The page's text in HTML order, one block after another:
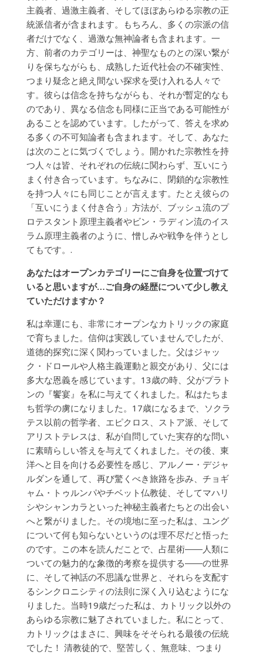
主義者、過激主義者、そしてほぼあらゆる宗教の正
統派信者が含まれます。もちろん、多くの宗派の信
者だけでなく、過激な無神論者も含まれます。一
方、前者のカテゴリーは、神聖なものとの深い繋が
りを保ちながらも、成熟した近代社会の不確実性、
つまり疑念と絶え間ない探求を受け入れる人々で
す。彼らは信念を持ちながらも、それが暫定的なも
のであり、異なる信念も同様に正当である可能性が
あることを認めています。したがって、答えを求め
る多くの不可知論者も含まれます。そして、あなた
は次のことに気づくでしょう。開かれた宗教性を持
つ人々は皆、それぞれの伝統に関わらず、互いにう
まく付き合っています。ちなみに、閉鎖的な宗教性
を持つ人々にも同じことが言えます。たとえ彼らの
「互いにうまく付き合う」方法が、ブッシュ流のプ
ロテスタント原理主義者やビン・ラディン流のイス
ラム原理主義者のように、憎しみや戦争を伴うとし
てもです。.
あなたはオープンカテゴリーにご自身を位置づけて
いると思いますが…ご自身の経歴について少し教え
ていただけますか？
私は幸運にも、非常にオープンなカトリックの家庭
で育ちました。信仰は実践していませんでしたが、
道徳的探究に深く関わっていました。父はジャッ
ク・ドロールや人格主義運動と親交があり、父には
多大な恩義を感じています。13歳の時、父がプラト
ンの『饗宴』を私に与えてくれました。私はたちま
ち哲学の虜になりました。17歳になるまで、ソクラ
テス以前の哲学者、エピクロス、ストア派、そして
アリストテレスは、私が自問していた実存的な問い
に素晴らしい答えを与えてくれました。その後、東
洋へと目を向ける必要性を感じ、アルノー・デジャ
ルダンを通して、再び驚くべき旅路を歩み、チョギ
ャム・トゥルンパやチベット仏教徒、そしてマハリ
シやシャンカラといった神秘主義者たちとの出会い
へと繋がりました。その境地に至った私は、ユング
について何も知らないというのは理不尽だと悟った
のです。この本を読んだことで、占星術――人類に
ついての魅力的な象徴的考察を提供する――の世界
に、そして神話の不思議な世界と、それらを支配す
るシンクロニシティの法則に深く入り込むようにな
りました。当時19歳だった私は、カトリック以外の
あらゆる宗教に魅了されていました。私にとって、
カトリックはまさに​​、興味をそそられる最後の伝統
でした！ 清教徒的で、堅苦しく、無意味、つまり